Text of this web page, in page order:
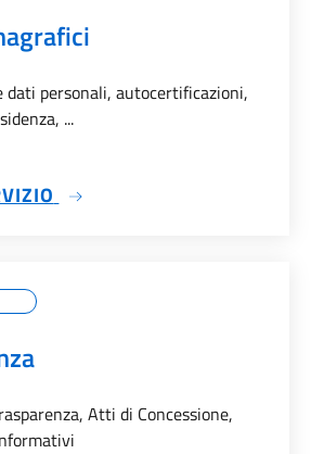
dati personali, autocertificazioni,
...
SU SERVIZI ANAGRAFICI
Atti di Concessione,